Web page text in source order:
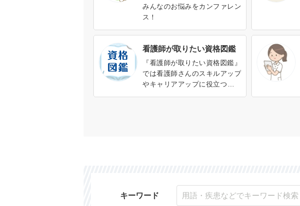
みんなのお悩みをカンファレン
ス！
看護師が取りたい資格図鑑
『看護師が取りたい資格図鑑』
では看護師さんのスキルアップ
やキャリアアップに役立つ、い
キーワード